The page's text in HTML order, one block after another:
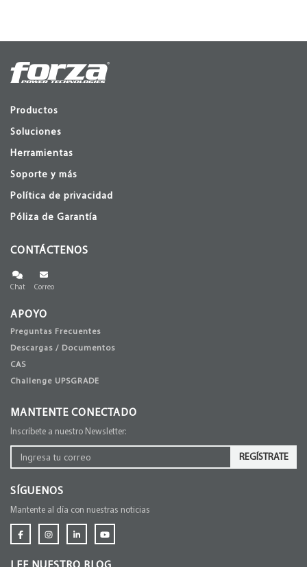
Productos
Soluciones
Herramientas
Soporte y más
Política de privacidad
Póliza de Garantía
CONTÁCTENOS
Chat Correo
APOYO
Preguntas Frecuentes
Descargas / Documentos
CAS
Challenge UPSGRADE
MANTENTE CONECTADO
Inscríbete a nuestro Newsletter:
REGÍSTRATE
SÍGUENOS
Mantente al día con nuestras noticias